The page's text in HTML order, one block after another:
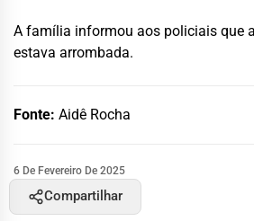
A família informou aos policiais que
estava arrombada.
Fonte: Aidê Rocha
6 De Fevereiro De 2025
Compartilhar